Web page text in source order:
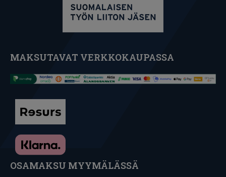
MAKSUTAVAT VERKKOKAUPASSA
OSAMAKSU MYYMÄLÄSSÄ